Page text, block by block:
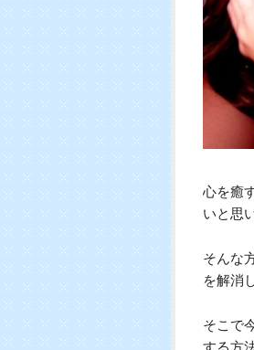
心を癒
いと思
そんな
を解消
そこで
する方